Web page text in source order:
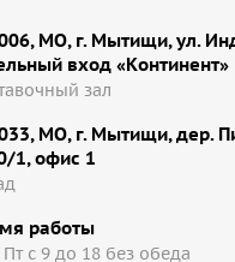
МО, г. Мытищи, ул.
вход «Континент»
зал
МО, г. Мытищи, дер.
1, офис 1
работы
с 9 до 18 без обеда